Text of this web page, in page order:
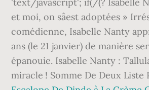
et moi, on sâest adoptées »
comédienne, Isabelle Nanty
ans (le 21 janvier) de manière
épanouie. Isabelle Nanty :
miracle ! Somme De Deux Liste